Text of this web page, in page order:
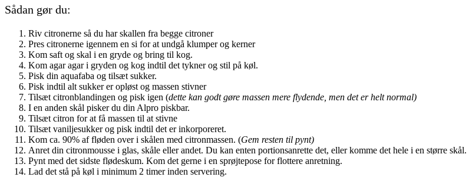
Sådan gør du:
Riv citronerne så du har skallen fra begge citroner
Pres citronerne igennem en si for at undgå klumper og kerner
Kom saft og skal i en gryde og bring til kog.
Kom agar agar i gryden og kog indtil det tykner og stil på køl.
Pisk din aquafaba og tilsæt sukker.
Pisk indtil alt sukker er opløst og massen stivner
Tilsæt citronblandingen og pisk igen (dette kan godt gøre massen mere flydende, men det er helt normal)
I en anden skål pisker du din Alpro piskbar.
Tilsæt citron for at få massen til at stivne
Tilsæt vaniljesukker og pisk indtil det er inkorporeret.
Kom ca. 90% af fløden over i skålen med citronmassen. (Gem resten til pynt)
Anret din citronmousse i glas, skåle eller andet. Du kan enten portionsanrette det, eller komme det hele i en større skål.
Pynt med det sidste flødeskum. Kom det gerne i en sprøjtepose for flottere anretning.
Lad det stå på køl i minimum 2 timer inden servering.